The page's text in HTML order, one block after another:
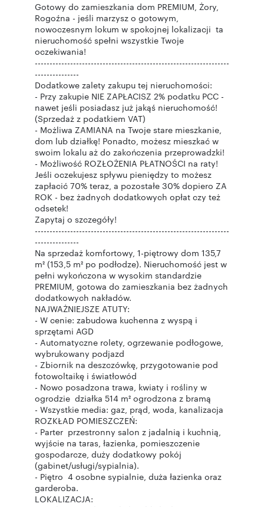
Gotowy do zamieszkania dom PREMIUM, Żory,
Rogoźna - jeśli marzysz o gotowym,
nowoczesnym lokum w spokojnej lokalizacji ta
nieruchomość spełni wszystkie Twoje
oczekiwania!
------------------------------------------------------------------
---------------
Dodatkowe zalety zakupu tej nieruchomości:
- Przy zakupie NIE ZAPŁACISZ 2% podatku PCC -
nawet jeśli posiadasz już jakąś nieruchomość!
(Sprzedaż z podatkiem VAT)
- Możliwa ZAMIANA na Twoje stare mieszkanie,
dom lub działkę! Ponadto, możesz mieszkać w
swoim lokalu aż do zakończenia przeprowadzki!
- Możliwość ROZŁOŻENIA PŁATNOŚCI na raty!
Jeśli oczekujesz spływu pieniędzy to możesz
zapłacić 70% teraz, a pozostałe 30% dopiero ZA
ROK - bez żadnych dodatkowych opłat czy też
odsetek!
Zapytaj o szczegóły!
------------------------------------------------------------------
---------------
Na sprzedaż komfortowy, 1-piętrowy dom 135,7
m² (153,5 m² po podłodze). Nieruchomość jest w
pełni wykończona w wysokim standardzie
PREMIUM, gotowa do zamieszkania bez żadnych
dodatkowych nakładów.
NAJWAŻNIEJSZE ATUTY:
- W cenie: zabudowa kuchenna z wyspą i
sprzętami AGD
- Automatyczne rolety, ogrzewanie podłogowe,
wybrukowany podjazd
- Zbiornik na deszczówkę, przygotowanie pod
fotowoltaikę i światłowód
- Nowo posadzona trawa, kwiaty i rośliny w
ogrodzie działka 514 m² ogrodzona z bramą
- Wszystkie media: gaz, prąd, woda, kanalizacja
ROZKŁAD POMIESZCZEŃ:
- Parter przestronny salon z jadalnią i kuchnią,
wyjście na taras, łazienka, pomieszczenie
gospodarcze, duży dodatkowy pokój
(gabinet/usługi/sypialnia).
- Piętro 4 osobne sypialnie, duża łazienka oraz
garderoba.
LOKALIZACJA: